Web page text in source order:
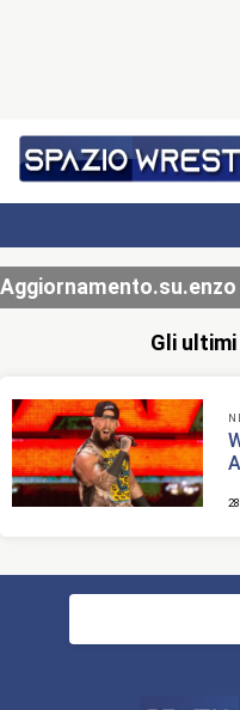
Gli
Ricerca